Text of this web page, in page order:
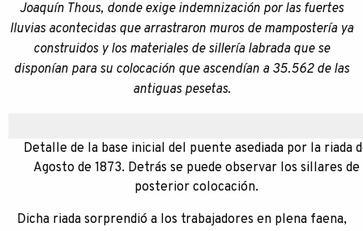
Joaquín Thous, donde exige indemnización por las fuertes
lluvias acontecidas que arrastraron muros de mampostería ya
construidos y los materiales de sillería labrada que se
disponían para su colocación que ascendían a 35.562 de las
antiguas pesetas.
Detalle de la base inicial del puente asediada por la riada
Agosto de 1873. Detrás se puede observar los sillares de
posterior colocación.
Dicha riada sorprendió a los trabajadores en plena faena,